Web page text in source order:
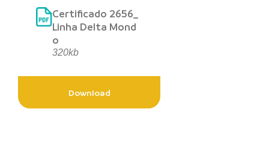
Certificado 2656_
Linha Delta Mond
o
320kb
Download